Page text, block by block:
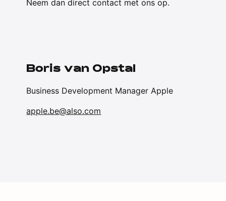
Neem dan direct contact met ons op.
Boris van Opstal
Business Development Manager Apple
apple.be@also.com